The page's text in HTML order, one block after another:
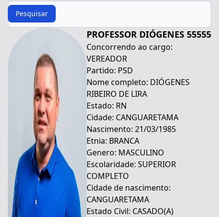
Procurar
Pesquisar
PROFESSOR DIÓGENES 55555
Concorrendo ao cargo:
VEREADOR
Partido: PSD
Nome completo: DIÓGENES
RIBEIRO DE LIRA
Estado: RN
Cidade: CANGUARETAMA
Nascimento: 21/03/1985
Etnia: BRANCA
Genero: MASCULINO
Escolaridade: SUPERIOR
COMPLETO
Cidade de nascimento:
CANGUARETAMA
Estado Civil: CASADO(A)